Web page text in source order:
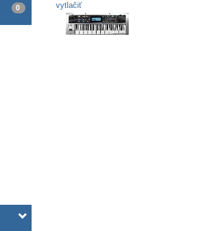
0
vytlačiť